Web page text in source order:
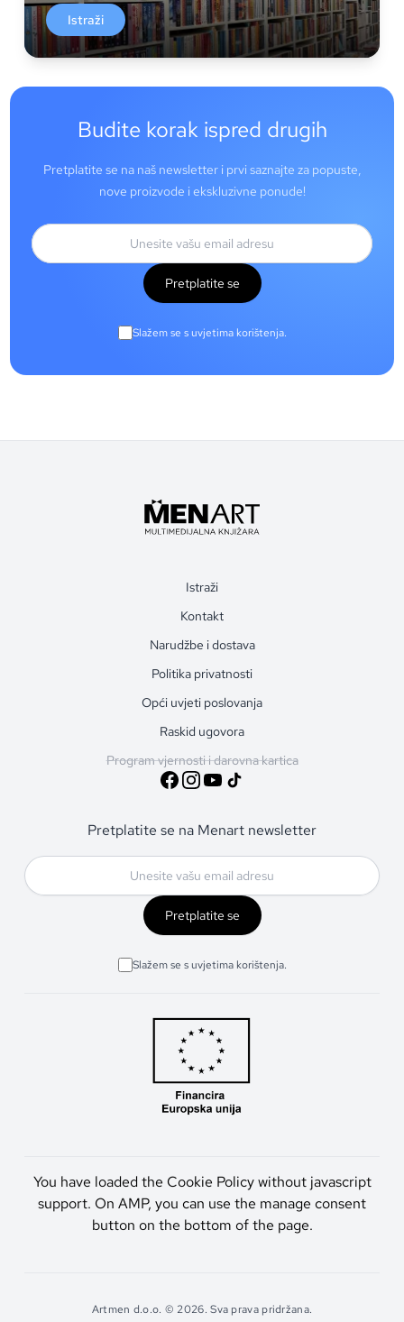
Istraži
Budite korak ispred drugih
Pretplatite se na naš newsletter i prvi saznajte za popuste,
nove proizvode i ekskluzivne ponude!
Pretplatite se
Slažem se s uvjetima korištenja.
Istraži
Kontakt
Narudžbe i dostava
Politika privatnosti
Opći uvjeti poslovanja
Raskid ugovora
Program vjernosti i darovna kartica
Pretplatite se na Menart newsletter
Pretplatite se
Slažem se s uvjetima korištenja.
You have loaded the Cookie Policy without javascript
support. On AMP, you can use the manage consent
button on the bottom of the page.
Artmen d.o.o. © 2026. Sva prava pridržana.